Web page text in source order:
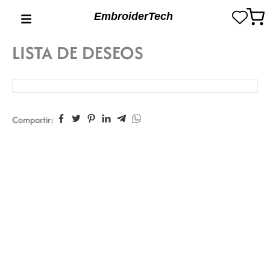
EmbroiderTech
LISTA DE DESEOS
Compartir: